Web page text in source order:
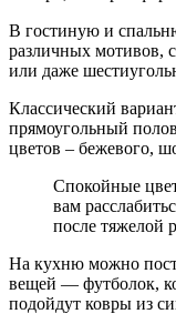
В гостиную и
различных мотивов,
или даже
Классический
прямоугольный
цветов – бежевого,
Спокойные
вам
после тяжелой
На кухню можно
вещей — футболок,
подойдут ковры из